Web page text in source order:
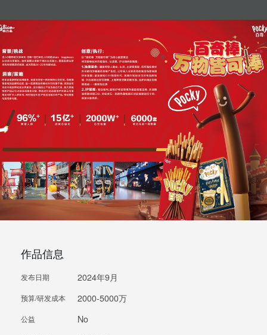
作品信息
发布日期 2024年9月
预算/研发成本 2000-5000万
公益 No